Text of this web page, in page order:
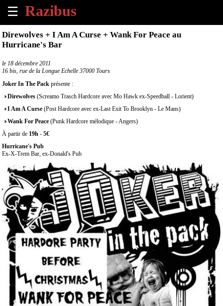
☰
×
Accueil
Tous
les
à
venir
Annoncer
évènement
Contact
À
propos
Direwolves + I Am A Curse + Wank For Peace au
Hurricane's Bar
le 18 décembre 2011
16 bis, rue de la Longue Echelle 37000 Tours
Joker In The Pack présente :
Direwolves (Screamo Trasch Hardcore avec Mo Hawk ex-Speedball - Lorient)
I Am A Curse (Post Hardcore avec ex-Last Exit To Brooklyn - Le Mans)
Wank For Peace (Punk Hardcore mélodique - Angers)
À partir de 19h - 5€
Hurricane's Pub
Ex-X-Trem Bar, ex-Donald's Pub